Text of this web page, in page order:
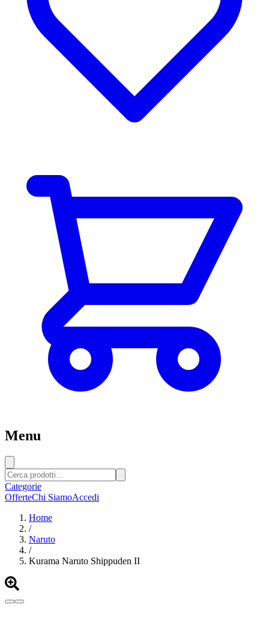
Menu
Categorie
OfferteChi SiamoAccedi
Home
/
Naruto
/
Kurama Naruto Shippuden II